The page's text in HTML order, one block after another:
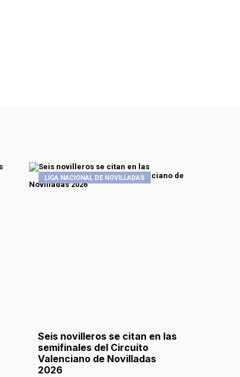
LIGA NACIONAL DE NOVILLADAS
Seis novilleros se citan en las
semifinales del Circuito
Valenciano de Novilladas
2026